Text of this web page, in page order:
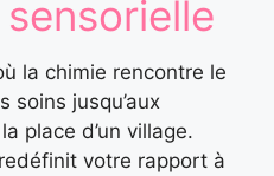
la chimie rencontre le
soins jusqu’aux
place d’un village.
votre rapport à